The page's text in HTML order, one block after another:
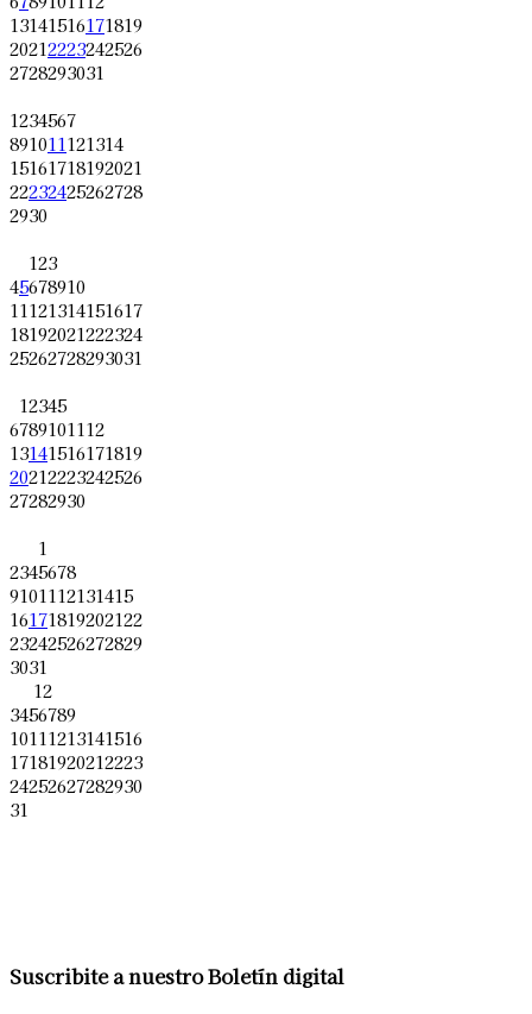
13141516171819
20212223242526
2728293031
1234567
891011121314
15161718192021
22232425262728
2930
123
45678910
11121314151617
18192021222324
25262728293031
12345
6789101112
13141516171819
20212223242526
27282930
1
2345678
9101112131415
16171819202122
23242526272829
3031
12
3456789
10111213141516
17181920212223
24252627282930
31
Suscribite a nuestro Boletín digital